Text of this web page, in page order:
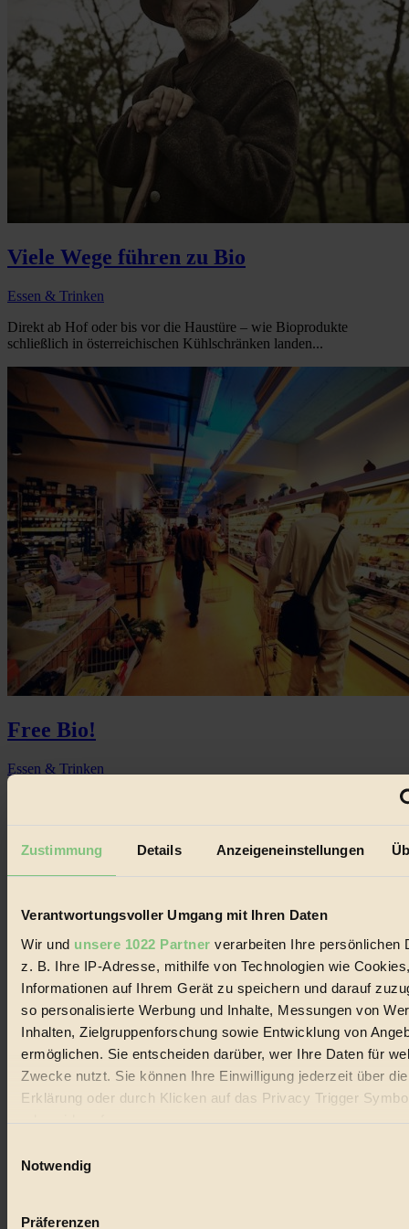
Zustimmung Details Anzeigeneinstellungen
Verantwortungsvoller Umgang mit Ihren Daten
Wir und unsere 1022 Partner verarbeiten Ihre persönlichen
z. B. Ihre IP-Adresse, mithilfe von Technologien wie
Informationen auf Ihrem Gerät zu speichern und darauf
so personalisierte Werbung und Inhalte, Messungen von
Inhalten, Zielgruppenforschung sowie Entwicklung von
ermöglichen. Sie entscheiden darüber, wer Ihre Daten für
Zwecke nutzt. Sie können Ihre Einwilligung jederzeit über
Erklärung oder durch Klicken auf das Privacy Trigger
oder widerrufen
Wenn Sie es erlauben, würden wir auch gerne:
Notwendig
Präferenzen
Viele Wege führen zu Bio
Essen & Trinken
Direkt ab Hof oder bis vor die Haustüre – wie Bioprodukte
schließlich in österreichischen Kühlschränken landen...
Free Bio!
Essen & Trinken
Seitennummerierung
der
Vorherige 1 2 3 Nächste